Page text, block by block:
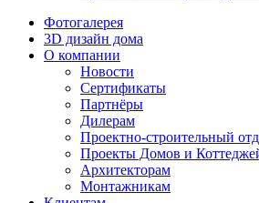
Фотогалерея
3D дизайн дома
О компании
Новости
Сертификаты
Партнёры
Дилерам
Проектно-строительный
Проекты Домов и
Архитекторам
Монтажникам